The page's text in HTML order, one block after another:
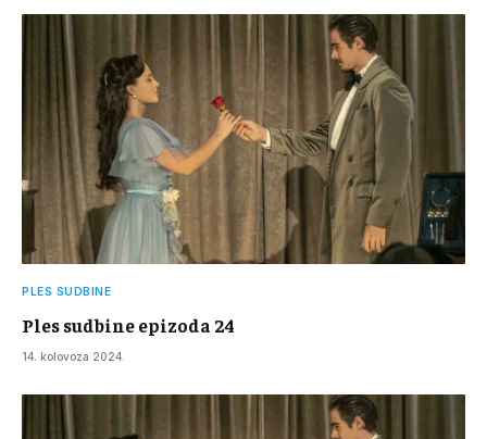
PLES SUDBINE
Ples sudbine epizoda 24
14. kolovoza 2024.